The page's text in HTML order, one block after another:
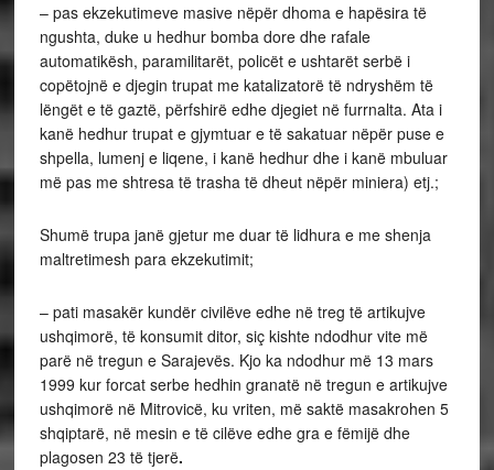
– pas ekzekutimeve masive nëpër dhoma e hapësira të
ngushta, duke u hedhur bomba dore dhe rafale
automatikësh, paramilitarët, policët e ushtarët serbë i
copëtojnë e djegin trupat me katalizatorë të ndryshëm të
lëngët e të gaztë, përfshirë edhe djegiet në furrnalta. Ata i
kanë hedhur trupat e gjymtuar e të sakatuar nëpër puse e
shpella, lumenj e liqene, i kanë hedhur dhe i kanë mbuluar
më pas me shtresa të trasha të dheut nëpër miniera) etj.;
Shumë trupa janë gjetur me duar të lidhura e me shenja
maltretimesh para ekzekutimit;
– pati masakër kundër civilëve edhe në treg të artikujve
ushqimorë, të konsumit ditor, siç kishte ndodhur vite më
parë në tregun e Sarajevës. Kjo ka ndodhur më 13 mars
1999 kur forcat serbe hedhin granatë në tregun e artikujve
ushqimorë në Mitrovicë, ku vriten, më saktë masakrohen 5
shqiptarë, në mesin e të cilëve edhe gra e fëmijë dhe
plagosen 23 të tjerë.